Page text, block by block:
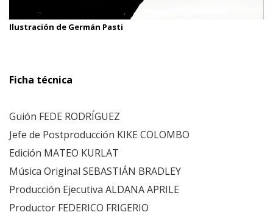
Ilustración de Germán Pasti
Ficha técnica
Guión FEDE RODRÍGUEZ
Jefe de Postproducción KIKE COLOMBO
Edición MATEO KURLAT
Música Original SEBASTIÁN BRADLEY
Producción Ejecutiva ALDANA APRILE
Productor FEDERICO FRIGERIO